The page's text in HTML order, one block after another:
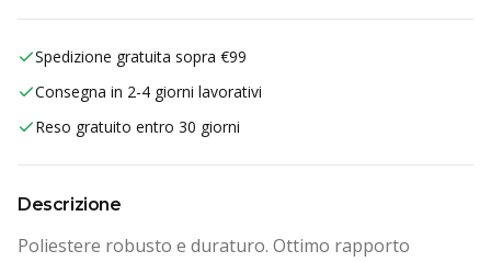
Spedizione gratuita sopra €99
Consegna in 2-4 giorni lavorativi
Reso gratuito entro 30 giorni
Descrizione
Poliestere robusto e duraturo. Ottimo rapporto